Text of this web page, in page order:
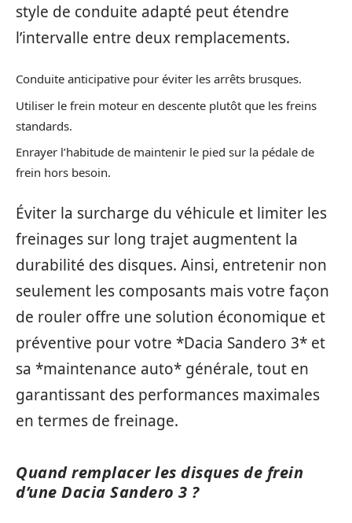
style de conduite adapté peut étendre
l’intervalle entre deux remplacements.
Conduite anticipative pour éviter les arrêts brusques.
Utiliser le frein moteur en descente plutôt que les freins
standards.
Enrayer l’habitude de maintenir le pied sur la pédale de
frein hors besoin.
Éviter la surcharge du véhicule et limiter les
freinages sur long trajet augmentent la
durabilité des disques. Ainsi, entretenir non
seulement les composants mais votre façon
de rouler offre une solution économique et
préventive pour votre *Dacia Sandero 3* et
sa *maintenance auto* générale, tout en
garantissant des performances maximales
en termes de freinage.
Quand remplacer les disques de frein
d’une Dacia Sandero 3 ?